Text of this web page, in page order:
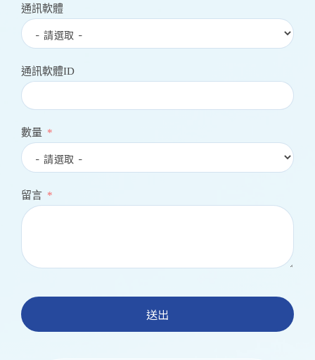
通訊軟體
通訊軟體ID
數量
留言
送出